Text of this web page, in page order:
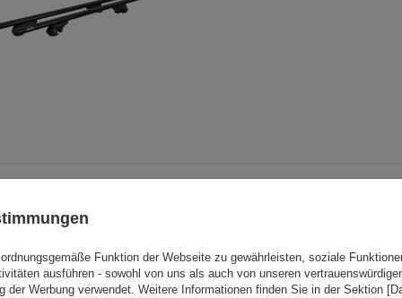
(schwarz)
Fassungsvermögen: Fahrräder:3
Nutzlast der Haltebügel:45 kg
Funktion der Webseite zu gewährleisten, soziale
ausführen - sowohl von uns als auch von unseren
der Werbung verwendet. Weitere Informationen finden Sie in der Sektion